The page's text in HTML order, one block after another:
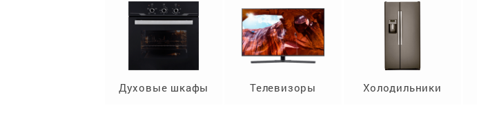
Духовые шкафы Телевизоры Холодильники